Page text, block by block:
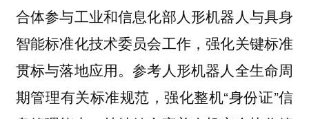
合体参与工业和信息化部人形机器人与具身
智能标准化技术委员会工作，强化关键标准
贯标与落地应用。参考人形机器人全生命周
期管理有关标准规范，强化整机“身份证”信